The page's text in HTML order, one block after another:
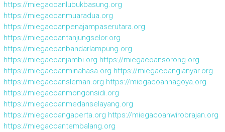
https://miegacoanlubukbasung.org
https://miegacoanmuaradua.org
https://miegacoanpenajampaserutara.org
https://miegacoantanjungselor.org
https://miegacoanbandarlampung.org
https://miegacoanjambi.org https://miegacoansorong.org
https://miegacoanminahasa.org https://miegacoangianyar.org
https://miegacoansleman.org https://miegacoannagoya.org
https://miegacoanmongonsidi.org
https://miegacoanmedanselayang.org
https://miegacoangaperta.org https://miegacoanwirobrajan.org
https://miegacoantembalang.org